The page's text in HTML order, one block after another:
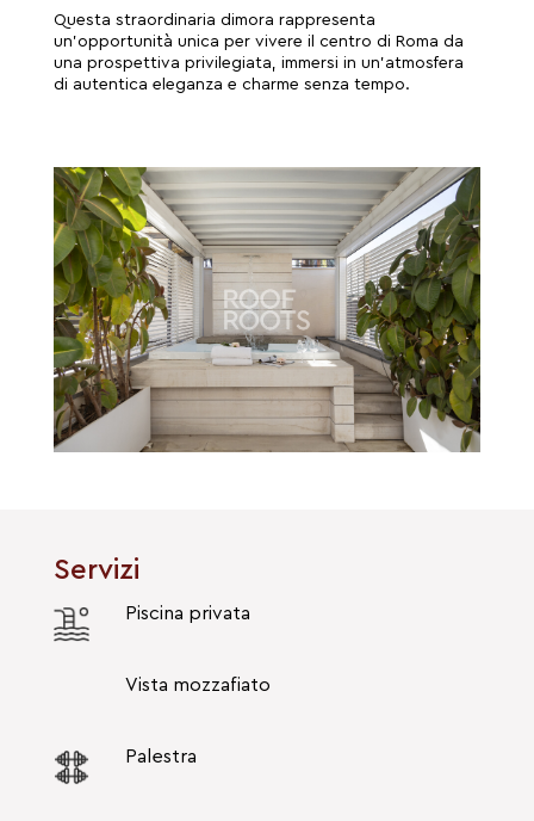
Questa straordinaria dimora rappresenta
un’opportunità unica per vivere il centro di Roma da
una prospettiva privilegiata, immersi in un’atmosfera
di autentica eleganza e charme senza tempo.
Servizi
Piscina privata
Vista mozzafiato
Palestra